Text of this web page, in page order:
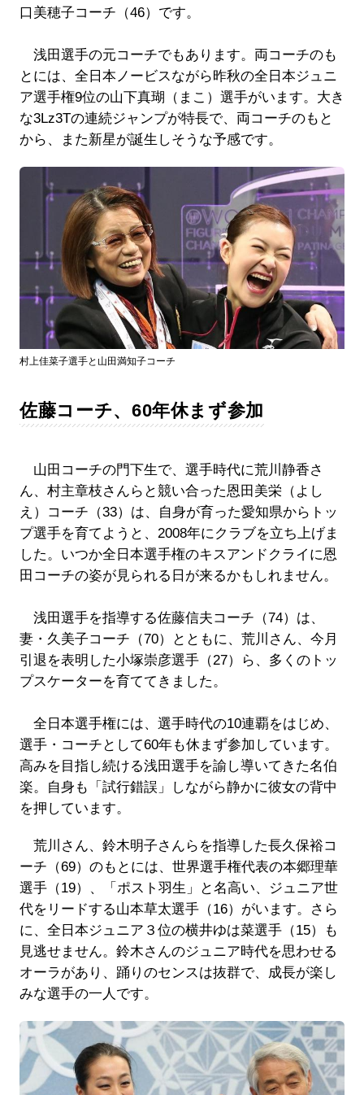
口美穂子コーチ（46）です。
浅田選手の元コーチでもあります。両コーチのも
とには、全日本ノービスながら昨秋の全日本ジュニ
ア選手権9位の山下真瑚（まこ）選手がいます。大き
な3Lz3Tの連続ジャンプが特長で、両コーチのもと
から、また新星が誕生しそうな予感です。
村上佳菜子選手と山田満知子コーチ
佐藤コーチ、60年休まず参加
山田コーチの門下生で、選手時代に荒川静香さ
ん、村主章枝さんらと競い合った恩田美栄（よし
え）コーチ（33）は、自身が育った愛知県からトッ
プ選手を育てようと、2008年にクラブを立ち上げま
した。いつか全日本選手権のキスアンドクライに恩
田コーチの姿が見られる日が来るかもしれません。
浅田選手を指導する佐藤信夫コーチ（74）は、
妻・久美子コーチ（70）とともに、荒川さん、今月
引退を表明した小塚崇彦選手（27）ら、多くのトッ
プスケーターを育ててきました。
全日本選手権には、選手時代の10連覇をはじめ、
選手・コーチとして60年も休まず参加しています。
高みを目指し続ける浅田選手を諭し導いてきた名伯
楽。自身も「試行錯誤」しながら静かに彼女の背中
を押しています。
荒川さん、鈴木明子さんらを指導した長久保裕コ
ーチ（69）のもとには、世界選手権代表の本郷理華
選手（19）、「ポスト羽生」と名高い、ジュニア世
代をリードする山本草太選手（16）がいます。さら
に、全日本ジュニア３位の横井ゆは菜選手（15）も
見逃せません。鈴木さんのジュニア時代を思わせる
オーラがあり、踊りのセンスは抜群で、成長が楽し
みな選手の一人です。